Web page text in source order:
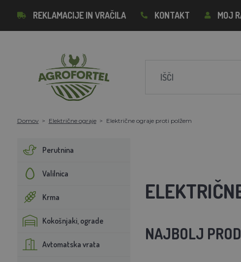
REKLAMACIJE IN VRAČILA KONTAKT MOJ
Domov Električne ograje Električne ograje proti polžem
Perutnina
Valilnica
Krma
Kokošnjaki, ograde
Avtomatska vrata
NAJBOLJ